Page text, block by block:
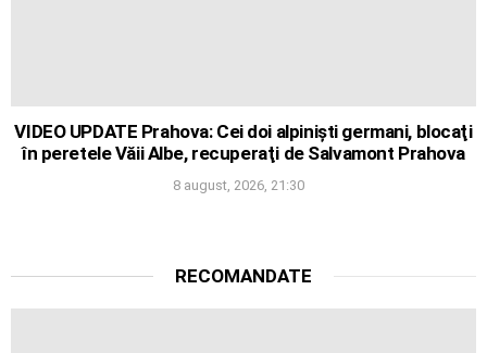
VIDEO UPDATE Prahova: Cei doi alpinişti germani, blocaţi
în peretele Văii Albe, recuperaţi de Salvamont Prahova
8 august, 2026, 21:30
RECOMANDATE